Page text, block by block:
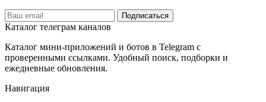
Подписаться
Каталог телеграм каналов
Каталог мини-приложений и ботов в Telegram с
проверенными ссылками. Удобный поиск, подборки и
ежедневные обновления.
Навигация